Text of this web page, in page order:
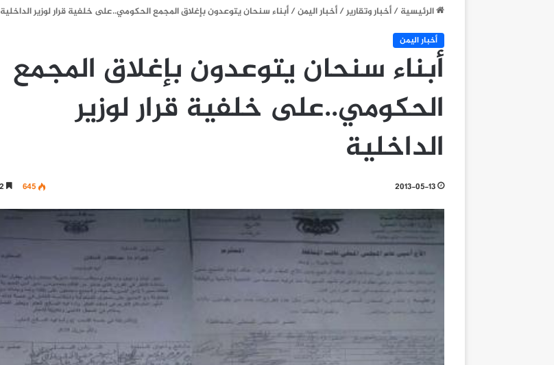
الرئيسية/أخبار وتقارير/أخبار اليمن/أبناء سنحان يتوعدون بإغلاق المجمع الحكومي..على خلفية قرار لوزير الداخلية
أخبار اليمن
أبناء سنحان يتوعدون بإغلاق المجمع
الحكومي..على خلفية قرار لوزير
الداخلية
2013-05-13
645 2 دقائق